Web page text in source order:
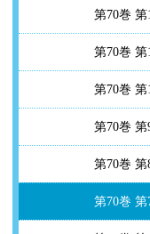
第70巻 第
第70巻 第
第70巻 第
第70巻 第
第70巻 第
第70巻 第